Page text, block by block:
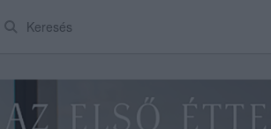
Keresés